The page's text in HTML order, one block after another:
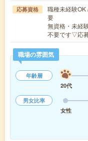
応募資格
職種未経験OK
要
無資格・未経
不要です▽応
職場の雰囲気
年齢層
20代
男女比率
女性